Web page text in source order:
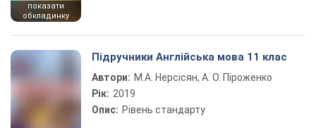
показати
обкладинку
Підручники Англійська мова 11 клас
Автори: М.А. Нерсісян, А. О. Піроженко
Рік: 2019
Опис: Рівень стандарту